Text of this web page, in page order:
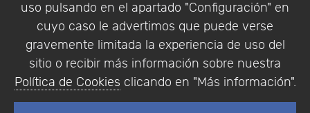
uso pulsando en el apartado "Configuración" en
cuyo caso le advertimos que puede verse
gravemente limitada la experiencia de uso del
sitio o recibir más información sobre nuestra
Política de Cookies clicando en "Más información".
Empresa|Aviso Legal| Política de Privacidad |
Política de Cookies
© Copyright 1994 - 2026. Addlink Software
Científico, S.L.